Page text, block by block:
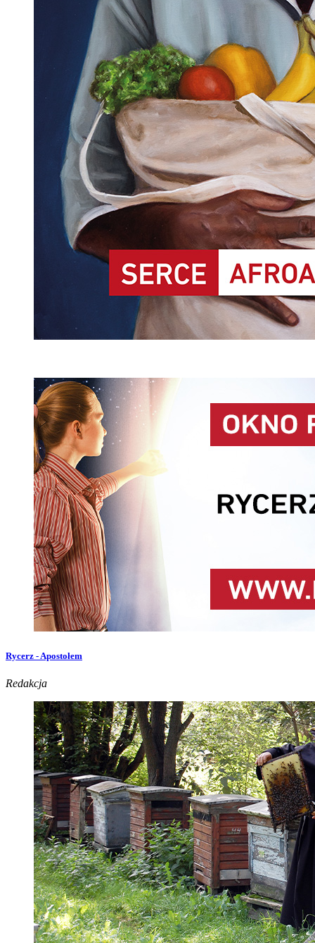
Rycerz - Apostołem
Redakcja